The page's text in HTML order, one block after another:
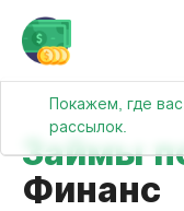
Покажем, где
рассылок.
Займы
Финанс